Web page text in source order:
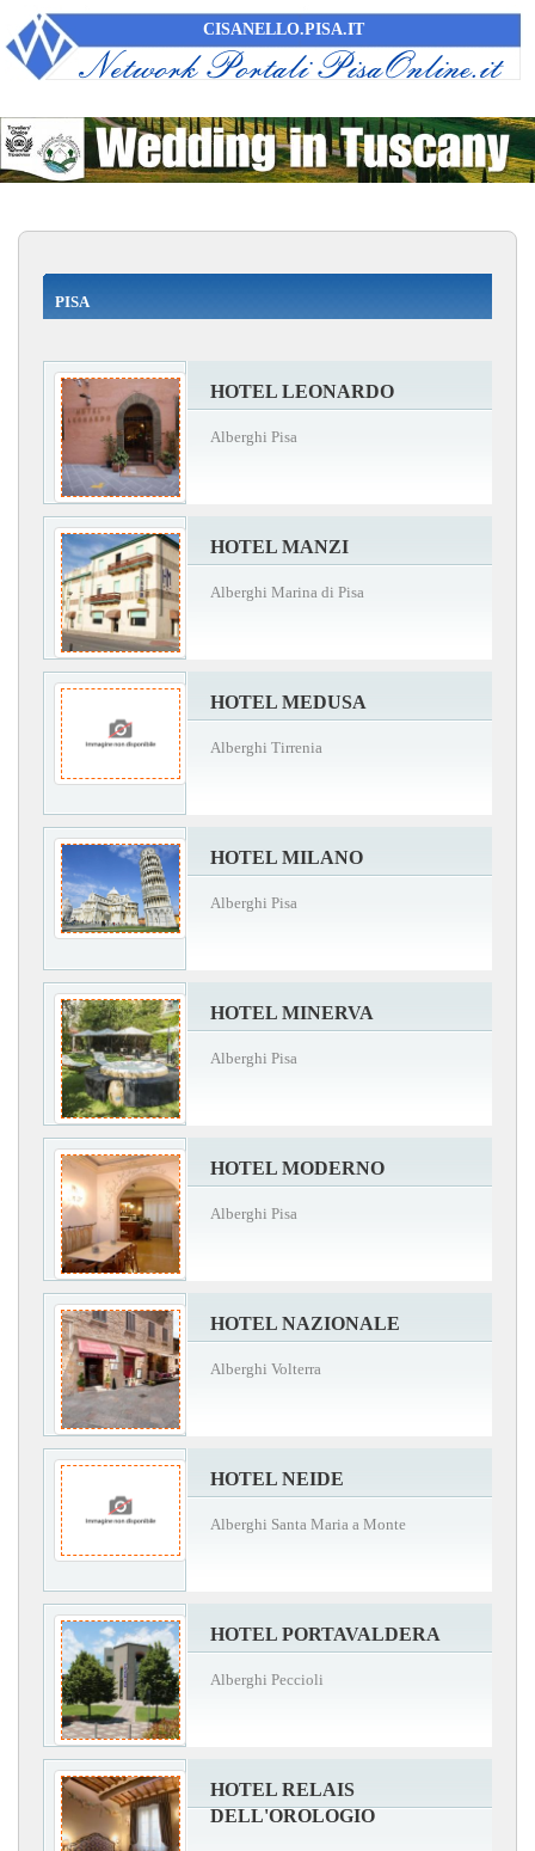
CISANELLO.PISA.IT
PISA
HOTEL LEONARDO
Alberghi Pisa
HOTEL MANZI
Alberghi Marina di Pisa
HOTEL MEDUSA
Alberghi Tirrenia
HOTEL MILANO
Alberghi Pisa
HOTEL MINERVA
Alberghi Pisa
HOTEL MODERNO
Alberghi Pisa
HOTEL NAZIONALE
Alberghi Volterra
HOTEL NEIDE
Alberghi Santa Maria a Monte
HOTEL PORTAVALDERA
Alberghi Peccioli
HOTEL RELAIS
DELL'OROLOGIO